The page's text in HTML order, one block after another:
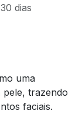
dias
uma
pele, trazendo
faciais.